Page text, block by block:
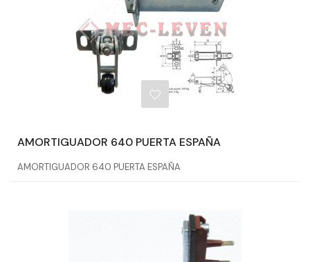
AMORTIGUADOR 640 PUERTA ESPAÑA
AMORTIGUADOR 640 PUERTA ESPAÑA